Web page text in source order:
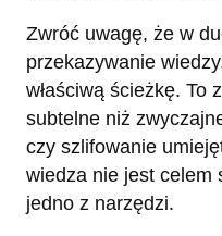
Zwróć uwagę, że w
przekazywanie
właściwą ścieżkę. To
subtelne niż
czy szlifowanie
wiedza nie jest celem
jedno z narzędzi.